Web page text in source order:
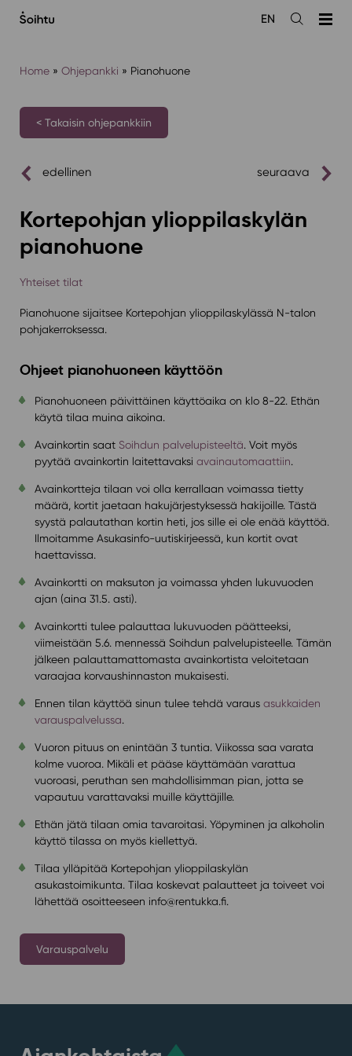
sisältöön
Avaa
EN
Home» Ohjepankki » Pianohuone
< Takaisin ohjepankkiin
edellinen seuraava
Kortepohjan ylioppilaskylän
pianohuone
Yhteiset tilat
Pianohuone sijaitsee Kortepohjan ylioppilaskylässä N-talon
pohjakerroksessa.
Ohjeet pianohuoneen käyttöön
Pianohuoneen päivittäinen käyttöaika on klo 8-22. Ethän
käytä tilaa muina aikoina.
Avainkortin saat Soihdun palvelupisteeltä. Voit myös
pyytää avainkortin laitettavaksiavainautomaattiin.
Avainkortteja tilaan voi olla kerrallaan voimassa tietty
määrä, kortit jaetaan hakujärjestyksessä hakijoille. Tästä
syystä palautathan kortin heti, jos sille ei ole enää käyttöä.
Ilmoitamme Asukasinfo-uutiskirjeessä, kun kortit ovat
haettavissa.
Avainkortti on maksuton ja voimassa yhden lukuvuoden
ajan (aina 31.5. asti).
Avainkortti tulee palauttaa lukuvuoden päätteeksi,
viimeistään 5.6. mennessä Soihdun palvelupisteelle. Tämän
jälkeen palauttamattomasta avainkortista veloitetaan
varaajaa korvaushinnaston mukaisesti.
Ennen tilan käyttöä sinun tulee tehdä varausasukkaiden
varauspalvelussa.
Vuoron pituus on enintään 3 tuntia. Viikossa saa varata
kolme vuoroa. Mikäli et pääse käyttämään varattua
vuoroasi, peruthan sen mahdollisimman pian, jotta se
vapautuu varattavaksi muille käyttäjille.
Ethän jätä tilaan omia tavaroitasi. Yöpyminen ja alkoholin
käyttö tilassa on myös kiellettyä.
Tilaa ylläpitää Kortepohjan ylioppilaskylän
asukastoimikunta. Tilaa koskevat palautteet ja toiveet voi
lähettää osoitteeseen info@rentukka.fi.
Varauspalvelu